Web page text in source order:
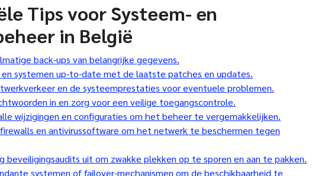
Tips voor Systeem- en
in België
back-ups van belangrijke gegevens.
systemen up-to-date met de laatste patches en updates.
en de systeemprestaties voor eventuele problemen.
in en zorg voor een veilige toegangscontrole.
wijzigingen en configuraties om het beheer te vergemakkelijken.
en antivirussoftware om het netwerk te beschermen tegen
beveiligingsaudits uit om zwakke plekken op te sporen en aan te pakken.
systemen of failover-mechanismen om de beschikbaarheid te